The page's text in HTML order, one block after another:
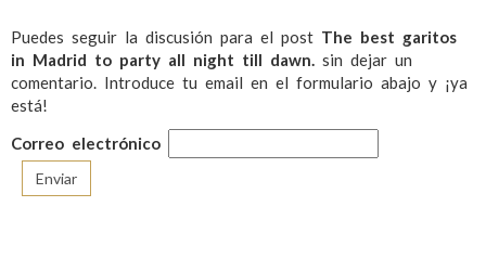
Puedes seguir la discusión para el post The best garitos
in Madrid to party all night till dawn. sin dejar un
comentario. Introduce tu email en el formulario abajo y ¡ya
está!
Correo electrónico